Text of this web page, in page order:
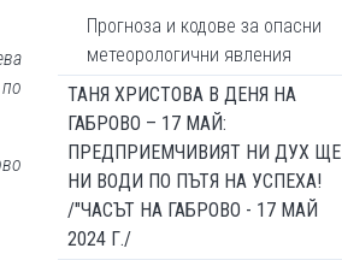
Прогноза и кодове за опасни
метеорологични явления
ТАНЯ ХРИСТОВА В ДЕНЯ НА
ГАБРОВО – 17 МАЙ:
ПРЕДПРИЕМЧИВИЯТ НИ ДУХ ЩЕ
НИ ВОДИ ПО ПЪТЯ НА УСПЕХА!
/"ЧАСЪТ НА ГАБРОВО - 17 МАЙ
2024 Г./